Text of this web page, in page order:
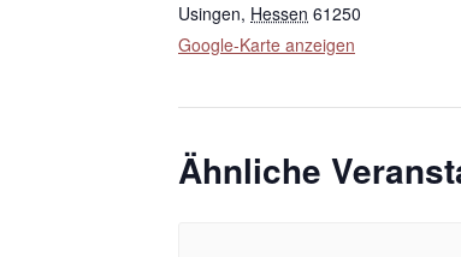
Usingen, Hessen 61250
Google-Karte anzeigen
Ähnliche